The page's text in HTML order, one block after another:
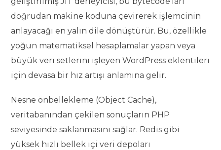
doğrudan makine koduna çevirerek işlemcinin
anlayacağı en yalın dile dönüştürür. Bu, özellikle
yoğun matematiksel hesaplamalar yapan veya
büyük veri setlerini işleyen WordPress eklentileri
için devasa bir hız artışı anlamına gelir.
Nesne önbellekleme (Object Cache),
veritabanından çekilen sonuçların PHP
seviyesinde saklanmasını sağlar. Redis gibi
yüksek hızlı bellek içi veri depoları